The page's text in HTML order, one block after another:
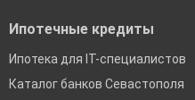
Ипотечные кредиты
Ипотека для IT-специалистов
Каталог банков Севастополя